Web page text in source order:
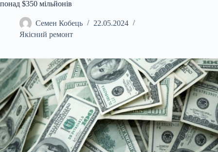
понад $350 мільйонів
Семен Кобець
22.05.2024
Якісний ремонт